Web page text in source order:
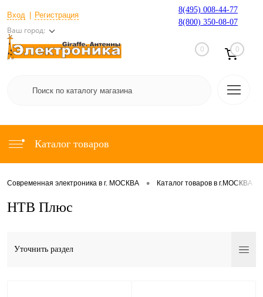
Вход Регистрация
Ваш город:
8(495) 008-44-77
8(800) 350-08-07
0 0
Каталог товаров
Современная электроника в г. МОСКВА • Каталог товаров в г.МОСКВА
НТВ Плюс
Уточнить раздел